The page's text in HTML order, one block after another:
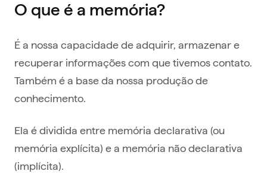
O que é a memória?
É a nossa capacidade de adquirir, armazenar e
recuperar informações com que tivemos contato.
Também é a base da nossa produção de
conhecimento.
Ela é dividida entre memória declarativa (ou
memória explícita) e a memória não declarativa
(implícita).